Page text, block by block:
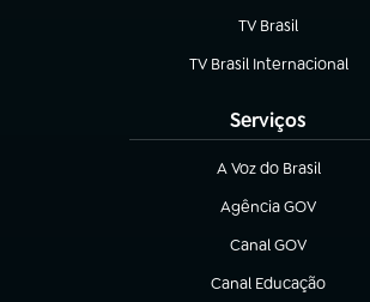
TV Brasil
(abre em nova aba)
TV Brasil Internacional
(abre em nova aba)
Serviços
A Voz do Brasil
(abre em nova aba)
Agência GOV
(abre em nova aba)
Canal GOV
(abre em nova aba)
Canal Educação
(abre em nova aba)